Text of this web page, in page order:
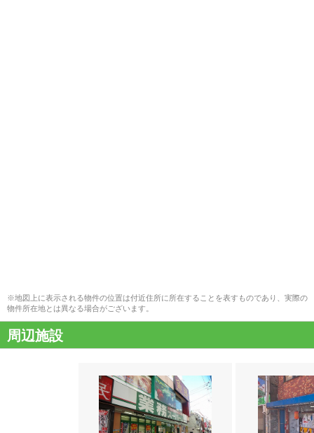
※地図上に表示される物件の位置は付近住所に所在することを表すものであり、実際の
物件所在地とは異なる場合がございます。
周辺施設